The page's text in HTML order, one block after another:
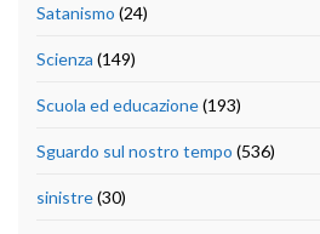
Satanismo (24)
Scienza (149)
Scuola ed educazione(193)
Sguardo sul nostro tempo (536)
sinistre(30)